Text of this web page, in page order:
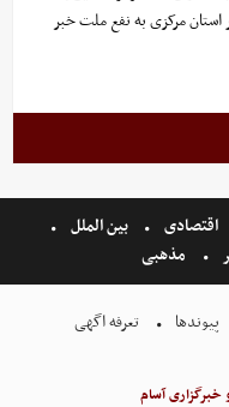
مرکزی به نفع ملت خبر
اقتصادی
بین الملل
مذهبی
پیوندها تعرفه اگهی
آسام